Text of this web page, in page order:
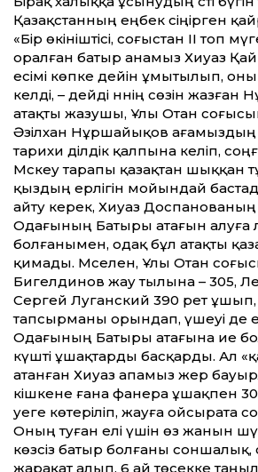
Қазақ­станның еңбек сіңірген
«Бір өкініштісі, соғыстан ІІ топ
оралған батыр анамыз Хиуаз
есімі көпке де­йін ұмытылып,
келді, – дейді әннің сөзін жазған
атақты жазушы, Ұлы Отан
Әзілхан Нұршайықов
тарихи әділдік қалпына келіп,
Мәскеу тарапы қазақтан
қыздың ерлігін мойындай
айту керек, Хиуаз Доспанованың
Одағының Батыры атағын алуға
болғанымен, одақ бұл атақты
қимады. Мәселен, Ұлы Отан
Бигелдинов жау тылына – 305,
Сергей Луганский 390 рет
тапсырманы орындап, үшеуі де
Одағының Батыры атағына ие
күшті ұшақтарды басқарды. Ал
атанған Хиуаз апамыз жер
кішкене ғана фанера ұшақпен
әуеге көтеріліп, жауға ойсырата
Оның туған елі үшін өз жанын
көзсіз батыр болғаны соншалық,
жарақат алып, 6 ай төсекке